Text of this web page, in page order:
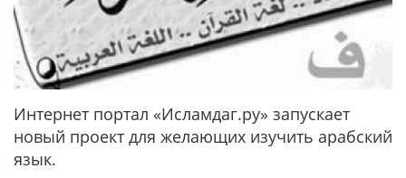
Интернет портал «Исламдаг.ру» запускает
новый проект для желающих изучить арабский
язык.